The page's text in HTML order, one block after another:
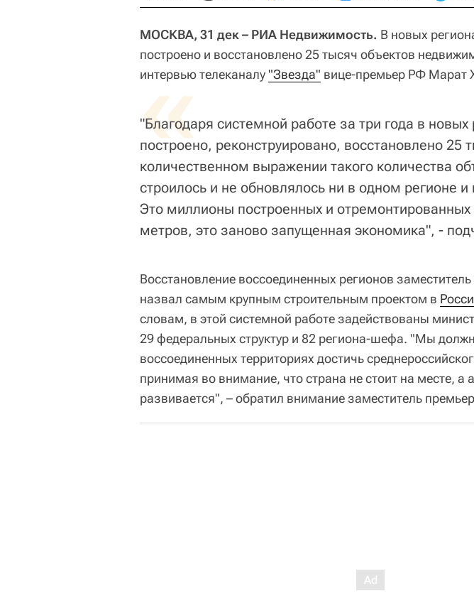
МОСКВА, 31 дек – РИА Недвижимость. В новых
построено и восстановлено 25 тысяч объектов
интервью телеканалу"Звезда" вице-премьер РФ Марат
«
"Благодаря системной работе за три года в новых
построено, реконструировано, восстановлено 25
количественном выражении такого количества
строилось и не обновлялось ни в одном регионе и
Это миллионы построенных и отремонтированных
метров, это заново запущенная экономика", -
Восстановление воссоединенных регионов
назвал самым крупным строительным проектом в
словам, в этой системной работе задействованы
29 федеральных структур и 82 региона-шефа. "Мы
воссоединенных территориях достичь
принимая во внимание, что страна не стоит на месте, а
развивается", – обратил внимание заместитель